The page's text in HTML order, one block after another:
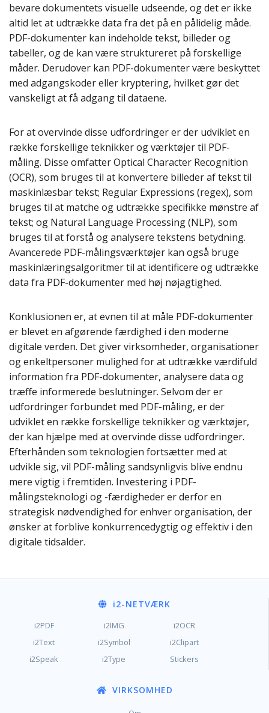
bevare dokumentets visuelle udseende, og det er ikke
altid let at udtrække data fra det på en pålidelig måde.
PDF-dokumenter kan indeholde tekst, billeder og
tabeller, og de kan være struktureret på forskellige
måder. Derudover kan PDF-dokumenter være beskyttet
med adgangskoder eller kryptering, hvilket gør det
vanskeligt at få adgang til dataene.
For at overvinde disse udfordringer er der udviklet en
række forskellige teknikker og værktøjer til PDF-
måling. Disse omfatter Optical Character Recognition
(OCR), som bruges til at konvertere billeder af tekst til
maskinlæsbar tekst; Regular Expressions (regex), som
bruges til at matche og udtrække specifikke mønstre af
tekst; og Natural Language Processing (NLP), som
bruges til at forstå og analysere tekstens betydning.
Avancerede PDF-målingsværktøjer kan også bruge
maskinlæringsalgoritmer til at identificere og udtrække
data fra PDF-dokumenter med høj nøjagtighed.
Konklusionen er, at evnen til at måle PDF-dokumenter
er blevet en afgørende færdighed i den moderne
digitale verden. Det giver virksomheder, organisationer
og enkeltpersoner mulighed for at udtrække værdifuld
information fra PDF-dokumenter, analysere data og
træffe informerede beslutninger. Selvom der er
udfordringer forbundet med PDF-måling, er der
udviklet en række forskellige teknikker og værktøjer,
der kan hjælpe med at overvinde disse udfordringer.
Efterhånden som teknologien fortsætter med at
udvikle sig, vil PDF-måling sandsynligvis blive endnu
mere vigtig i fremtiden. Investering i PDF-
målingsteknologi og -færdigheder er derfor en
strategisk nødvendighed for enhver organisation, der
ønsker at forblive konkurrencedygtig og effektiv i den
digitale tidsalder.
i2-NETVÆRK
i2PDF i2IMG
i2OCR
i2Text
i2Symbol
i2Clipart
i2Speak
i2Type Stickers
VIRKSOMHED